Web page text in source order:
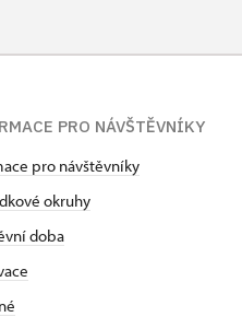
PRO NÁVŠTĚVNÍKY
pro návštěvníky
okruhy
doba